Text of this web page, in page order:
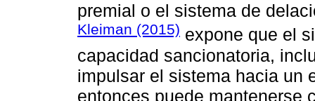
premial o el sistema de
Kleiman (2015) expone que el
capacidad sancionatoria,
impulsar el sistema hacia un
entonces puede mantenerse